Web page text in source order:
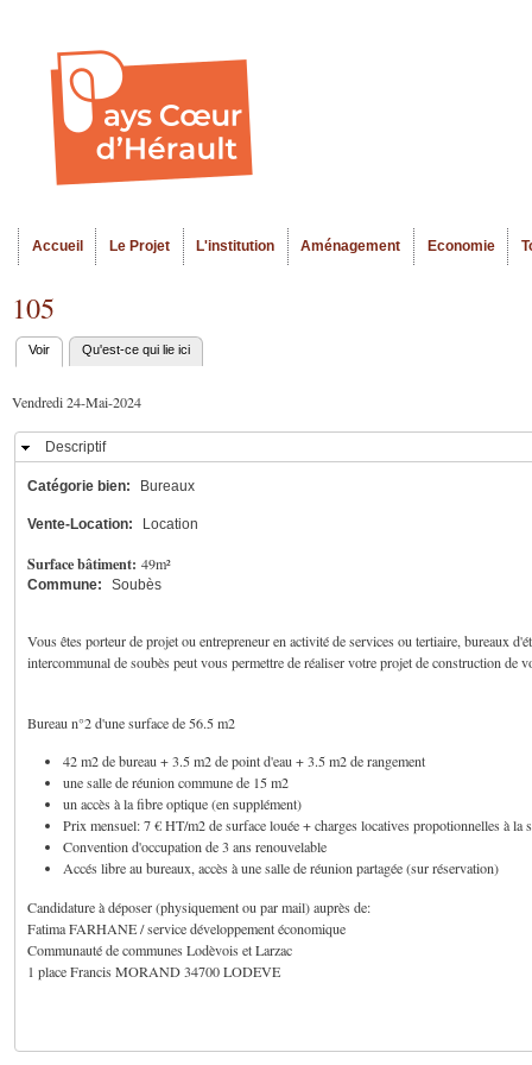
Menu principal
Accueil Le Projet L'institution Aménagement Economie
105
Onglets
principaux
Voir (onglet actif)
Qu'est-ce qui lie ici
Vendredi 24-Mai-2024
Masquer
Descriptif
Catégorie bien: Bureaux
Vente-Location: Location
Surface bâtiment: 49m²
Commune: Soubès
Vous êtes porteur de projet ou entrepreneur en activité de services ou tertiaire, bureaux
intercommunal de soubès peut vous permettre de réaliser votre projet de construction de
Bureau n°2 d'une surface de 56.5 m2
42 m2 de bureau + 3.5 m2 de point d'eau + 3.5 m2 de rangement
une salle de réunion commune de 15 m2
un accès à la fibre optique (en supplément)
Prix mensuel: 7 € HT/m2 de surface louée + charges locatives propotionnelles à la
Convention d'occupation de 3 ans renouvelable
Accés libre au bureaux, accès à une salle de réunion partagée (sur réservation)
Candidature à déposer (physiquement ou par mail) auprès de:
Fatima FARHANE / service développement économique
Communauté de communes Lodèvois et Larzac
1 place Francis MORAND 34700 LODEVE